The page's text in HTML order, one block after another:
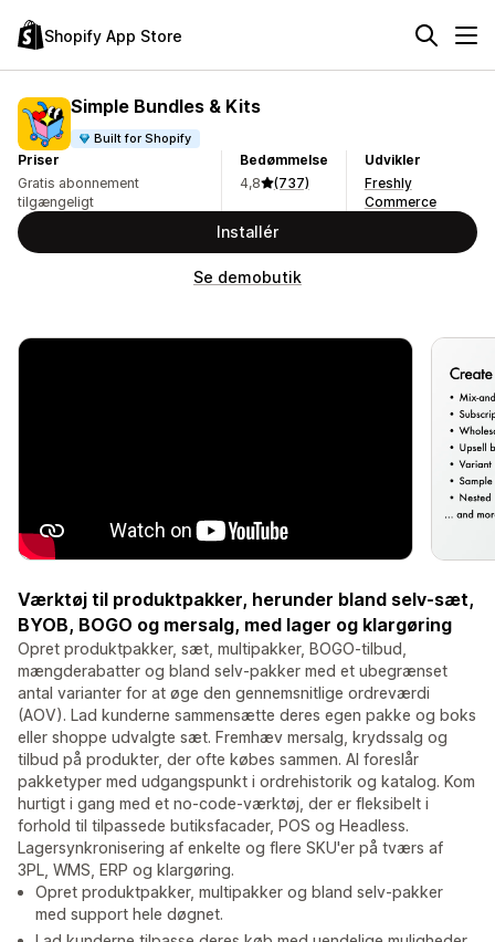
Shopify App Store
Simple Bundles & Kits
Built for Shopify
Priser
Gratis abonnement
tilgængeligt
Bedømmelse
4,8
(737)
Udvikler
Freshly
Commerce
Installér
Se demobutik
Værktøj til produktpakker, herunder bland selv-sæt,
BYOB, BOGO og mersalg, med lager og klargøring
Opret produktpakker, sæt, multipakker, BOGO-tilbud,
mængderabatter og bland selv-pakker med et ubegrænset
antal varianter for at øge den gennemsnitlige ordreværdi
(AOV). Lad kunderne sammensætte deres egen pakke og boks
eller shoppe udvalgte sæt. Fremhæv mersalg, krydssalg og
tilbud på produkter, der ofte købes sammen. AI foreslår
pakketyper med udgangspunkt i ordrehistorik og katalog. Kom
hurtigt i gang med et no-code-værktøj, der er fleksibelt i
forhold til tilpassede butiksfacader, POS og Headless.
Lagersynkronisering af enkelte og flere SKU'er på tværs af
3PL, WMS, ERP og klargøring.
Opret produktpakker, multipakker og bland selv-pakker
med support hele døgnet.